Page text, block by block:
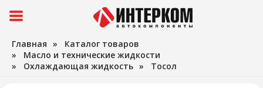
Главная » Каталог товаров
» Масло и технические жидкости
» Охлаждающая жидкость » Тосол